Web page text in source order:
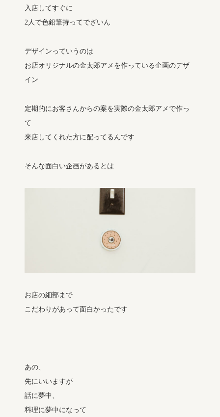
入店してすぐに
2人で色鉛筆持ってでざいん
デザインっていうのは
お店オリジナルの金太郎アメを作っている企画のデザ
イン
定期的にお客さんからの案を実際の金太郎アメで作っ
て
来店してくれた方に配ってるんです
そんな面白い企画があるとは
お店の細部まで
こだわりがあって面白かったです
あの、
先にいいますが
話に夢中、
料理に夢中になって